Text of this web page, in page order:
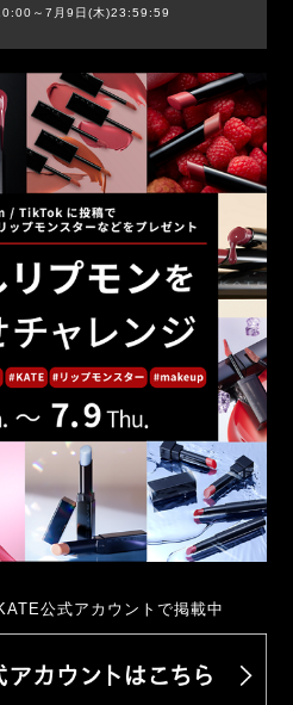
～7月9日(木)23:59:59
公式アカウントで掲載中